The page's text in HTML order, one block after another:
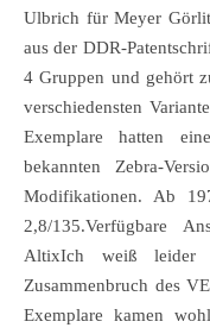
Ulbrich für Meyer
aus der DDR-
4 Gruppen und gehört
verschiedensten
Exemplare hatten
bekannten Zebra-
Modifikationen. Ab
2,8/135.Verfügbare
AltixIch weiß
Zusammenbruch des
Exemplare kamen